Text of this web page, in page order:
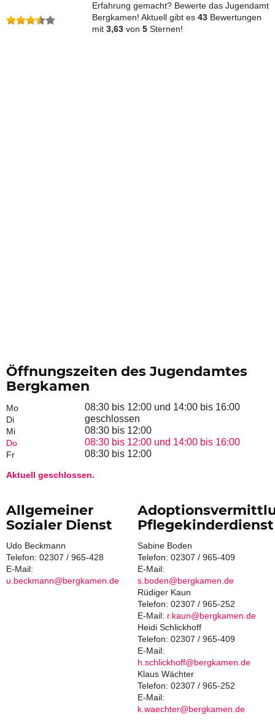
Erfahrung gemacht? Bewerte das Jugendamt
Bergkamen! Aktuell gibt es 43 Bewertungen
mit 3,63 von 5 Sternen!
Öffnungszeiten des Jugendamtes
Bergkamen
Mo 08:30 bis 12:00 und 14:00 bis 16:00
Di geschlossen
Mi 08:30 bis 12:00
Do 08:30 bis 12:00 und 14:00 bis 16:00
Fr 08:30 bis 12:00
Aktuell geschlossen.
Allgemeiner
Sozialer Dienst
Udo Beckmann
Telefon: 02307 / 965-428
E-Mail:
u.beckmann@bergkamen.de
Pflegekinderdienst
Sabine Boden
Telefon: 02307 / 965-409
E-Mail:
s.boden@bergkamen.de
Rüdiger Kaun
Telefon: 02307 / 965-252
E-Mail: r.kaun@bergkamen.de
Heidi Schlickhoff
Telefon: 02307 / 965-409
E-Mail:
h.schlickhoff@bergkamen.de
Klaus Wächter
Telefon: 02307 / 965-252
E-Mail:
k.waechter@bergkamen.de